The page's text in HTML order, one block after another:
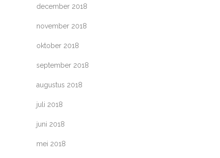
december 2018
november 2018
oktober 2018
september 2018
augustus 2018
juli 2018
juni 2018
mei 2018